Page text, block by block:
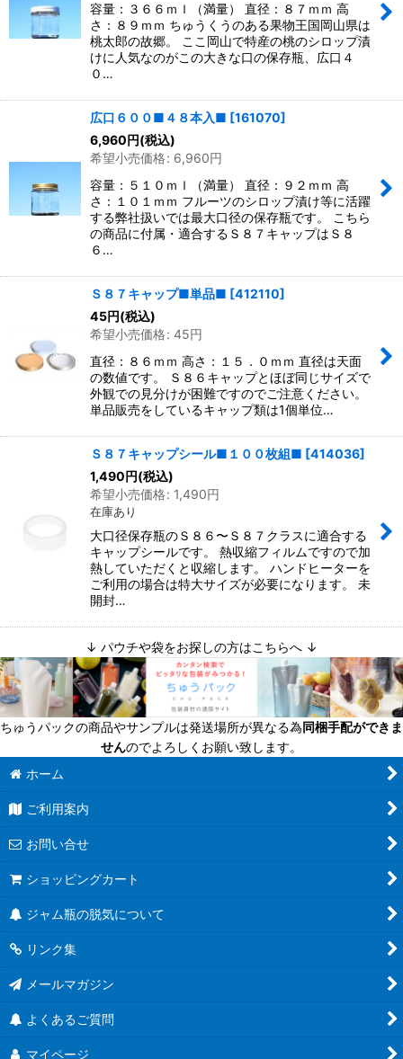
容量：３６６ｍｌ（満量） 直径：８７ｍｍ 高
さ：８９ｍｍ ちゅうくうのある果物王国岡山県は
桃太郎の故郷。 ここ岡山で特産の桃のシロップ漬
けに人気なのがこの大きな口の保存瓶、広口４
０…
広口６００■４８本入■ [161070]
6,960円(税込)
希望小売価格: 6,960円
容量：５１０ｍｌ（満量） 直径：９２ｍｍ 高
さ：１０１ｍｍ フルーツのシロップ漬け等に活躍
する弊社扱いでは最大口径の保存瓶です。 こちら
の商品に付属・適合するＳ８７キャップはＳ８
６…
Ｓ８７キャップ■単品■ [412110]
45円(税込)
希望小売価格: 45円
直径：８６ｍｍ 高さ：１５．０ｍｍ 直径は天面
の数値です。 Ｓ８６キャップとほぼ同じサイズで
外観での見分けが困難ですのでご注意ください。
単品販売をしているキャップ類は1個単位…
Ｓ８７キャップシール■１００枚組■ [414036]
1,490円(税込)
希望小売価格: 1,490円
在庫あり
大口径保存瓶のＳ８６〜Ｓ８７クラスに適合する
キャップシールです。 熱収縮フィルムですので加
熱していただくと収縮します。 ハンドヒーターを
ご利用の場合は特大サイズが必要になります。 未
開封…
↓ パウチや袋をお探しの方はこちらへ ↓
ちゅうパックの商品やサンプルは発送場所が異なる為同梱手配ができま
せんのでよろしくお願い致します。
ホーム
ご利用案内
お問い合せ
ショッピングカート
ジャム瓶の脱気について
リンク集
メールマガジン
よくあるご質問
マイページ